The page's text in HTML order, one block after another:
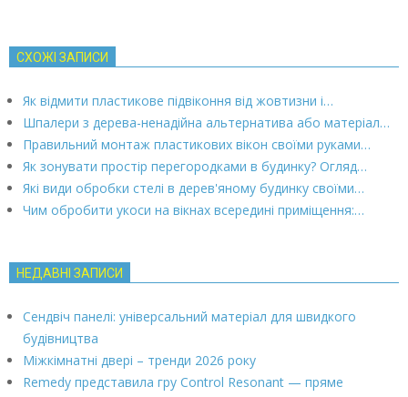
СХОЖІ ЗАПИСИ
Як відмити пластикове підвіконня від жовтизни і…
Шпалери з дерева-ненадійна альтернатива або матеріал…
Правильний монтаж пластикових вікон своїми руками…
Як зонувати простір перегородками в будинку? Огляд…
Які види обробки стелі в дерев'яному будинку своїми…
Чим обробити укоси на вікнах всередині приміщення:…
НЕДАВНІ ЗАПИСИ
Сендвіч панелі: універсальний матеріал для швидкого
будівництва
Міжкімнатні двері – тренди 2026 року
Remedy представила гру Control Resonant — пряме